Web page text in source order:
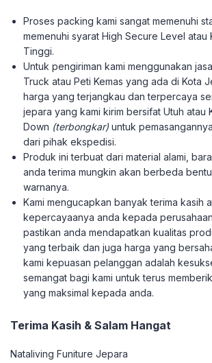
Proses packing kami sangat memenuhi
memenuhi syarat High Secure Level atau
Tinggi.
Untuk pengiriman kami menggunakan
Truck atau Peti Kemas yang ada di Kota
harga yang terjangkau dan terpercaya
jepara yang kami kirim bersifat Utuh atau
Down (terbongkar) untuk
dari pihak ekspedisi.
Produk ini terbuat dari material alami,
anda terima mungkin akan berbeda
warnanya.
Kami mengucapkan banyak terima kasih
kepercayaanya anda kepada
pastikan anda mendapatkan kualitas
yang terbaik dan juga harga yang
kami kepuasan pelanggan adalah
semangat bagi kami untuk terus
yang maksimal kepada anda.
Terima Kasih & Salam Hangat
Nataliving Funiture Jepara